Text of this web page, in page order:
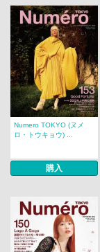
Numero TOKYO (ヌメ
ロ・トウキョウ) ...
購入